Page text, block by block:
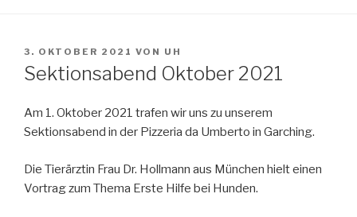
VERÖFFENTLICHT
AM
3. OKTOBER 2021 VON UH
Sektionsabend Oktober 2021
Am 1. Oktober 2021 trafen wir uns zu unserem
Sektionsabend in der Pizzeria da Umberto in Garching.
Die Tierärztin Frau Dr. Hollmann aus München hielt einen
Vortrag zum Thema Erste Hilfe bei Hunden.